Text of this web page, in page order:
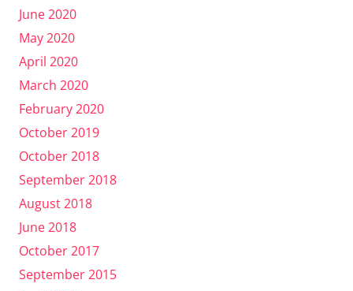
June 2020
May 2020
April 2020
March 2020
February 2020
October 2019
October 2018
September 2018
August 2018
June 2018
October 2017
September 2015